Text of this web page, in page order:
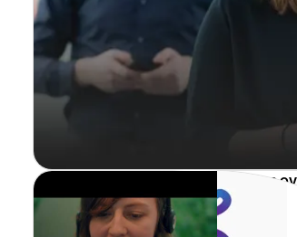
Vlaamse